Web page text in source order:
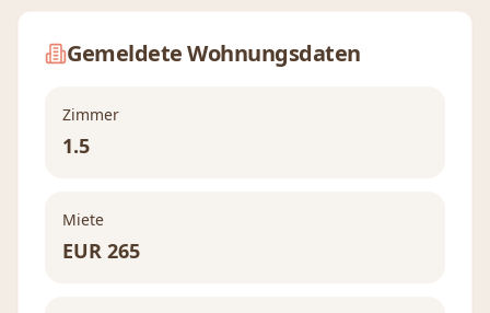
Gemeldete Wohnungsdaten
Zimmer
1.5
Miete
EUR 265